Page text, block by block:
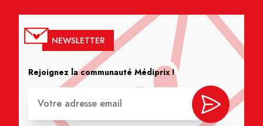
NEWSLETTER
Rejoignez la communauté Médiprix !